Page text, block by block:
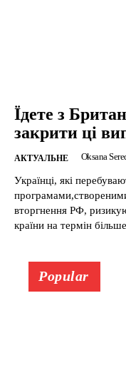
Їдете з
закрити ці
АКТУАЛЬНЕ Oksana
Українці, які
вторгнення РФ,
країни на термін
Popular